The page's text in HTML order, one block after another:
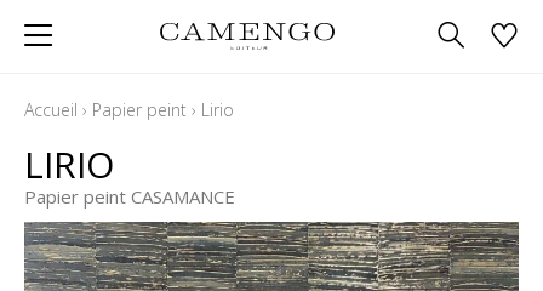
Accueil › Papier peint › Lirio
LIRIO
Papier peint CASAMANCE